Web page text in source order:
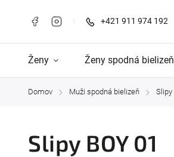
+421 911 974 192
Ženy Ženy spodná bielizeň
Domov / Muži spodná bielizeň / Slipy
Slipy BOY 01